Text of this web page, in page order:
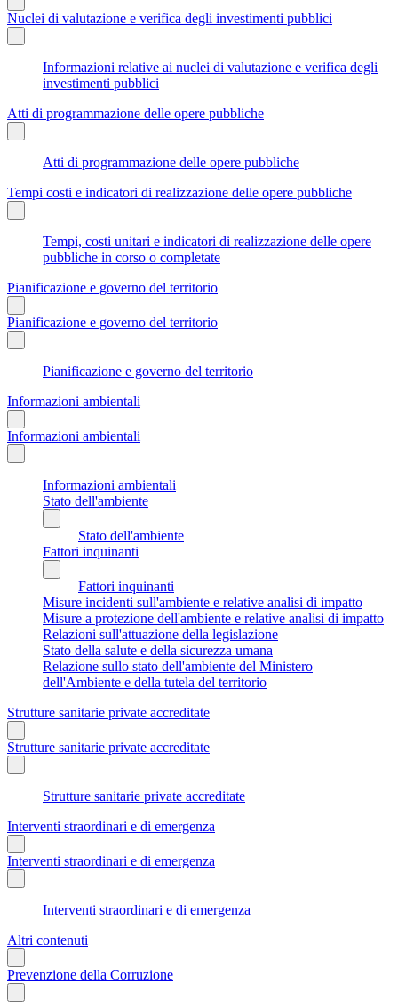
Nuclei di valutazione e verifica degli investimenti pubblici
Informazioni relative ai nuclei di valutazione e verifica degli
investimenti pubblici
Atti di programmazione delle opere pubbliche
Atti di programmazione delle opere pubbliche
Tempi costi e indicatori di realizzazione delle opere pubbliche
Tempi, costi unitari e indicatori di realizzazione delle opere
pubbliche in corso o completate
Pianificazione e governo del territorio
Pianificazione e governo del territorio
Pianificazione e governo del territorio
Informazioni ambientali
Informazioni ambientali
Informazioni ambientali
Stato dell'ambiente
Stato dell'ambiente
Fattori inquinanti
Fattori inquinanti
Misure incidenti sull'ambiente e relative analisi di impatto
Misure a protezione dell'ambiente e relative analisi di impatto
Relazioni sull'attuazione della legislazione
Stato della salute e della sicurezza umana
Relazione sullo stato dell'ambiente del Ministero
dell'Ambiente e della tutela del territorio
Strutture sanitarie private accreditate
Strutture sanitarie private accreditate
Strutture sanitarie private accreditate
Interventi straordinari e di emergenza
Interventi straordinari e di emergenza
Interventi straordinari e di emergenza
Altri contenuti
Prevenzione della Corruzione